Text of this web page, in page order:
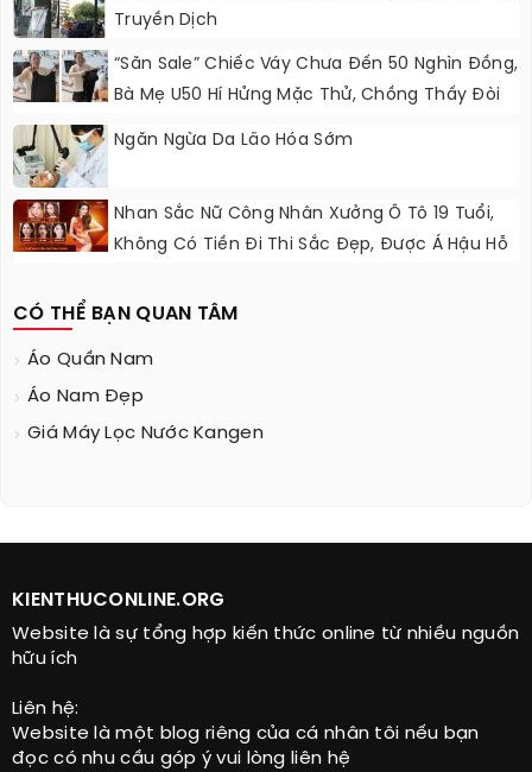
Truyền Dịch
“Săn Sale” Chiếc Váy Chưa Đến 50 Nghìn Đồng,
Bà Mẹ U50 Hí Hửng Mặc Thử, Chồng Thấy Đòi
Ngăn Ngừa Da Lão Hóa Sớm
Nhan Sắc Nữ Công Nhân Xưởng Ô Tô 19 Tuổi,
Không Có Tiền Đi Thi Sắc Đẹp, Được Á Hậu Hỗ
CÓ THỂ BẠN QUAN TÂM
Áo Quần Nam
Áo Nam Đẹp
Giá Máy Lọc Nước Kangen
KIENTHUCONLINE.ORG
Website là sự tổng hợp kiến thức online từ nhiều nguồn
hữu ích
Liên hệ:
Website là một blog riêng của cá nhân tôi nếu bạn
đọc có nhu cầu góp ý vui lòng liên hệ